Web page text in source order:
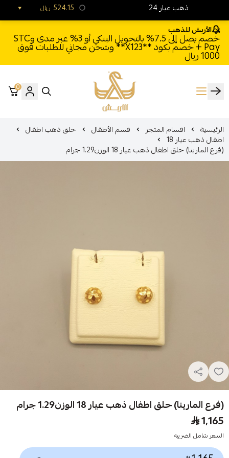
الأربش للذهب
خصم يصل إلى 7.5% بالتحويل البنكي أو 3% عبر مدى وSTC
Pay + خصم بكود **X123** وشحن مجاني للطلبات فوق
1000 ريال
الأربش للذهب
0
الرئيسية اقسام المتجر قسم الأطفال حلق ذهب اطفال
اطفال ذهب عيار 18
(فرع المارينا) حلق اطفال ذهب عيار 18 الوزن1.29 جرام
(فرع المارينا) حلق اطفال ذهب عيار 18 الوزن1.29 جرام
1,165
السعر شامل الضريبه
24 ذهب عيار ريال 524.15